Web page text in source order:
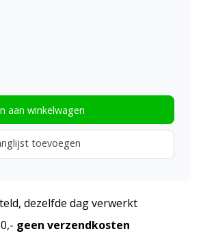
aan winkelwagen
toevoegen
dezelfde dag verwerkt
geen verzendkosten